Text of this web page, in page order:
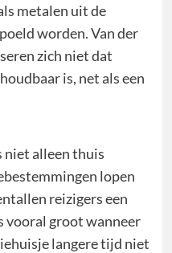
metalen uit de
worden. Van der
zich niet dat
is, net als een
niet alleen thuis
lopen
reizigers een
vooral groot wanneer
langere tijd niet